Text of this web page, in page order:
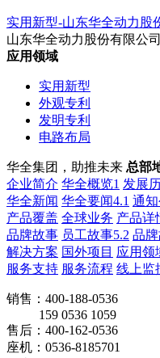
实用新型-山东华全动力股
山东华全动力股份有限公
应用领域
实用新型
外观专利
发明专利
电路布局
华全集团，助推未来 总部
企业简介 华全概览1 发展
华全新闻 华全要闻4.1 通知
产品覆盖 全球业务 产品详
品牌故事 员工故事5.2 品牌
解决方案 国外项目 应用领
服务支持 服务流程 线上监
销售：400-188-0536
159 0536 1059
售后：400-162-0536
座机：0536-8185701